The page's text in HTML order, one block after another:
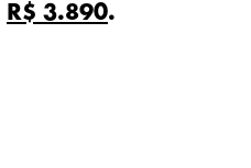
R$ 3.890.